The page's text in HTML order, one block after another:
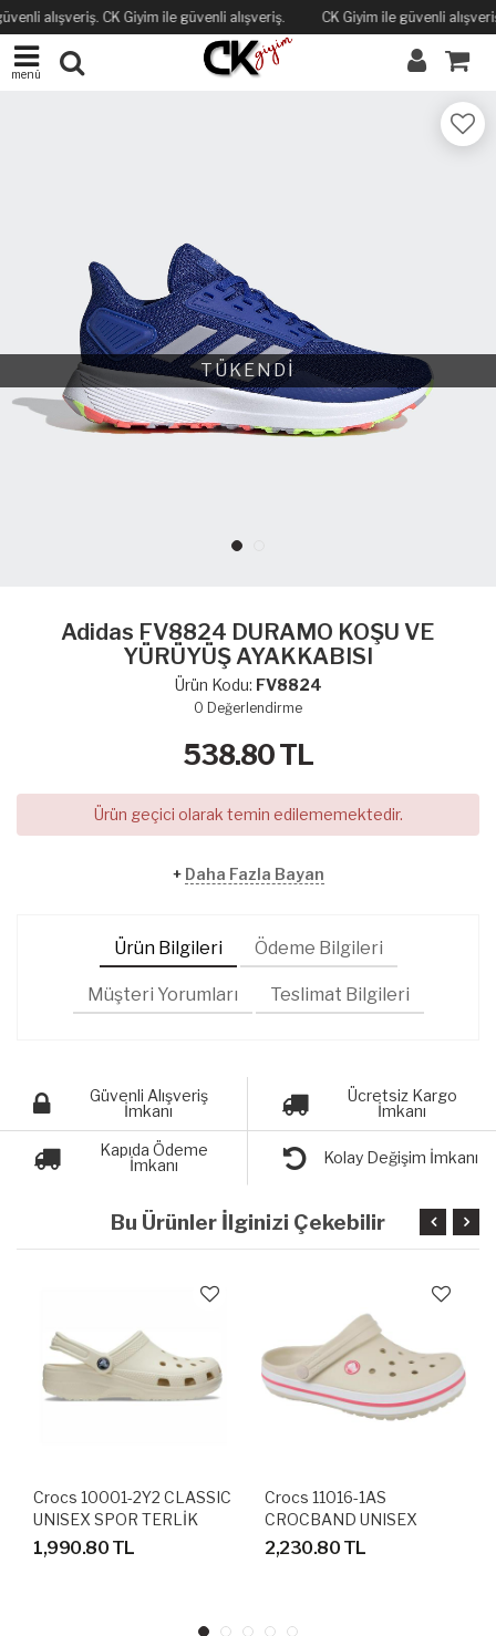
alışveriş. CK Giyim ile güvenli alışveriş. CK Giyim ile güvenli
menü
TÜKENDİ
Adidas FV8824 DURAMO KOŞU VE
YÜRÜYÜŞ AYAKKABISI
Ürün Kodu: FV8824
0 Değerlendirme
538.80TL
Ürün geçici olarak temin edilememektedir.
+ Daha Fazla Bayan
Ürün Bilgileri Ödeme Bilgileri
Müşteri Yorumları Teslimat Bilgileri
Güvenli Alışveriş
İmkanı
Ücretsiz Kargo
İmkanı
Kapıda Ödeme
İmkanı
Kolay Değişim İmkanı
Bu Ürünler İlginizi Çekebilir
Crocs 10001-2Y2 CLASSIC
UNISEX SPOR TERLİK
SANDALET
1,990.80 TL
Crocs 11016-1AS
CROCBAND UNISEX
SANDALET TERLİK
2,230.80 TL